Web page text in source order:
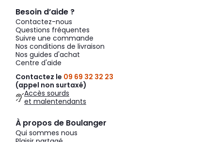
Besoin d’aide ?
Contactez-nous
Questions fréquentes
Suivre une commande
Nos conditions de livraison
Nos guides d'achat
Centre d'aide
Contactez le 09 69 32 32 23
(appel non surtaxé)
Accès sourds
et malentendants
À propos de Boulanger
Qui sommes nous